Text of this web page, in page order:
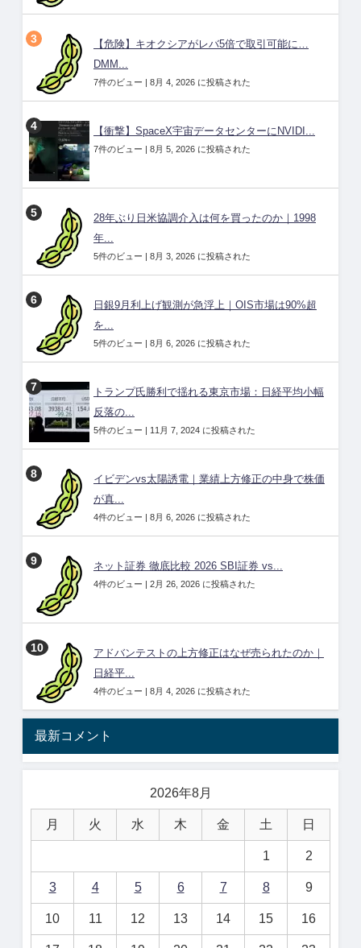
【危険】キオクシアがレバ5倍で取引可能に…
DMM...
7件のビュー | 8月 4, 2026 に投稿された
【衝撃】SpaceX宇宙データセンターにNVIDI...
7件のビュー | 8月 5, 2026 に投稿された
28年ぶり日米協調介入は何を買ったのか｜1998
年...
5件のビュー | 8月 3, 2026 に投稿された
日銀9月利上げ観測が急浮上｜OIS市場は90%超
を...
5件のビュー | 8月 6, 2026 に投稿された
トランプ氏勝利で揺れる東京市場：日経平均小幅
反落の...
5件のビュー | 11月 7, 2024 に投稿された
イビデンvs太陽誘電｜業績上方修正の中身で株価
が真...
4件のビュー | 8月 6, 2026 に投稿された
ネット証券 徹底比較 2026 SBI証券 vs...
4件のビュー | 2月 26, 2026 に投稿された
アドバンテストの上方修正はなぜ売られたのか｜
日経平...
4件のビュー | 8月 4, 2026 に投稿された
最新コメント
2026年8月
月 火 水 木 金 土 日
1 2
3 4 5 6 7 8 9
10 11 12 13 14 15 16